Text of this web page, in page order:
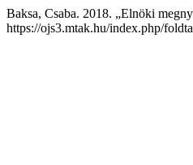
Baksa, Csaba. 2018. „Elnöki
https://ojs3.mtak.hu/index.php/